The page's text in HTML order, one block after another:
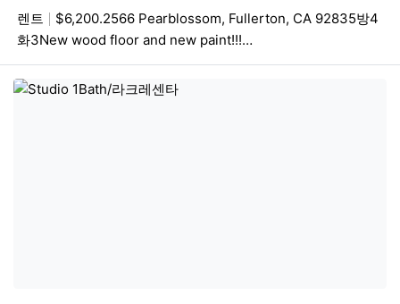
렌트
$6,200.2566 Pearblossom, Fullerton, CA 92835방4
화3New wood floor and new paint!!!…